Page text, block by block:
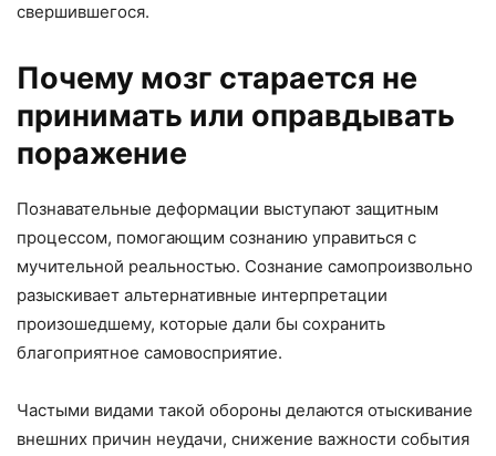
свершившегося.
Почему мозг старается не
принимать или оправдывать
поражение
Познавательные деформации выступают защитным
процессом, помогающим сознанию управиться с
мучительной реальностью. Сознание самопроизвольно
разыскивает альтернативные интерпретации
произошедшему, которые дали бы сохранить
благоприятное самовосприятие.
Частыми видами такой обороны делаются отыскивание
внешних причин неудачи, снижение важности события